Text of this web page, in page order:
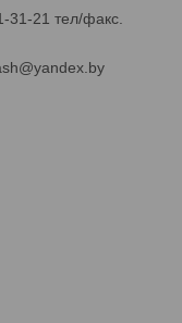
31-21 тел/факс.